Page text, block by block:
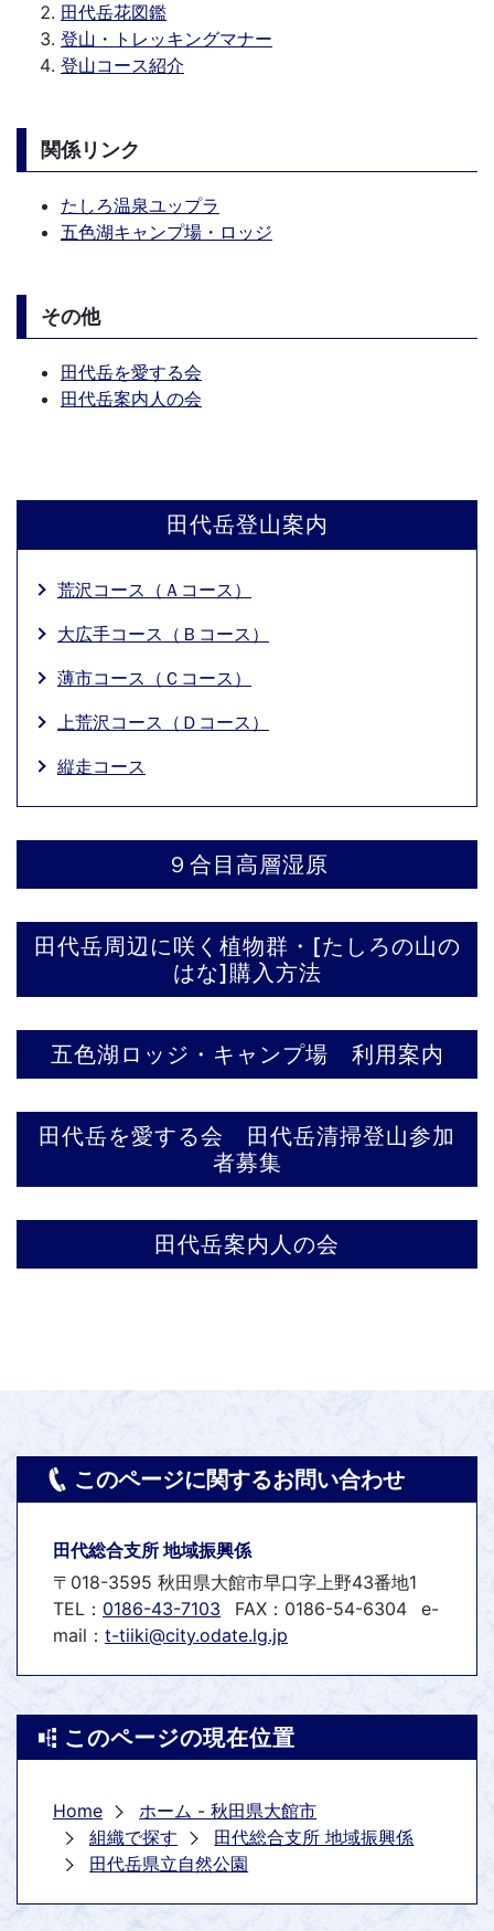
田代岳花図鑑
登山・トレッキングマナー
登山コース紹介
関係リンク
たしろ温泉ユップラ
五色湖キャンプ場 ・ロッジ
その他
田代岳を愛する会
田代岳案内人の会
田代岳登山案内
荒沢コース（Ａコース）
大広手コース（Ｂコース）
薄市コース（Ｃコース）
上荒沢コース（Ｄコース）
縦走コース
９合目高層湿原
田代岳周辺に咲く植物群・[たしろの山の
はな]購入方法
五色湖ロッジ・キャンプ場 利用案内
田代岳を愛する会 田代岳清掃登山参加
者募集
田代岳案内人の会
このページに関するお問い合わせ
田代総合支所 地域振興係
〒018-3595 秋田県大館市早口字上野43番地1
TEL： 0186-43-7103 FAX：0186-54-6304
e-
mail： t-tiiki@city.odate.lg.jp
このページの現在位置
Home
ホーム - 秋田県大館市
組織で探す
田代総合支所 地域振興係
田代岳県立自然公園